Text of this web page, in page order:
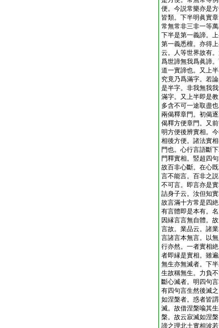
便。今説常樂亦是
皆類。下半明眞實
常無常非三非一等
下半是第一義諦。
第一義悉檀。亦得
云。人等世界故有
爲世諦無我爲眞諦
道一實諦也。又上
究竟乃爲滿字。若
是半字。非我無我
滿字。又上半即是
多含不可一途取盡
兩偈釋章門。初偈
偈釋方便章門。又
明方便後辨實相。
相後方便。諸法實
門也。心行言語斷
門釋實相。竪超四
故百非心斷。在心
言不能言。百非之
不可言。即言亦是
詰身子云。汝但知
故言滿十方常是四
有言體即是本有。
因縁言言無自體。
言故。業品云。諸
言諸言本無言。以
行亦然。一者實相
者即縁是實相。雖
無生亦無滅者。下
生故稱無生。力負
斷心滅者。明四句
有四句言生然後滅
如涅槃者。惑者皆
滅。故借涅槃喩其
槃。故云寂滅如涅
諦之理北土實相波